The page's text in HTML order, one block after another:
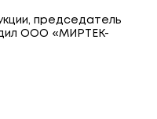
председатель
ООО «МИРТЕК-